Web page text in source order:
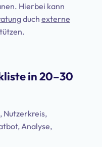
Hierbei kann
duch externe
in 20–30
Nutzerkreis,
Analyse,